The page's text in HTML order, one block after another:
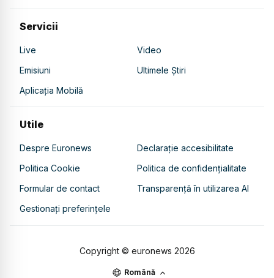
Servicii
Live
Video
Emisiuni
Ultimele Știri
Aplicația Mobilă
Utile
Despre Euronews
Declarație accesibilitate
Politica Cookie
Politica de confidențialitate
Formular de contact
Transparență în utilizarea AI
Gestionați preferințele
Copyright © euronews 2026
Română